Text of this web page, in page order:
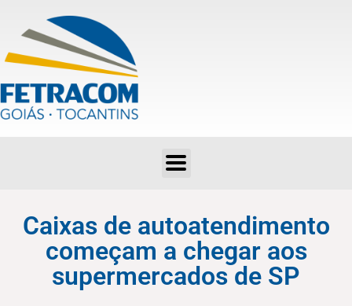
Caixas de autoatendimento
começam a chegar aos
supermercados de SP